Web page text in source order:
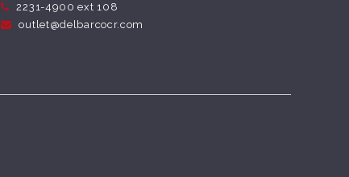
2231-4900 ext 108
outlet@delbarcocr.com